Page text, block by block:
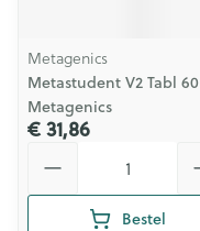
Metagenics
Metastudent V2 Tabl 60
Metagenics
€ 31,86
Bestel